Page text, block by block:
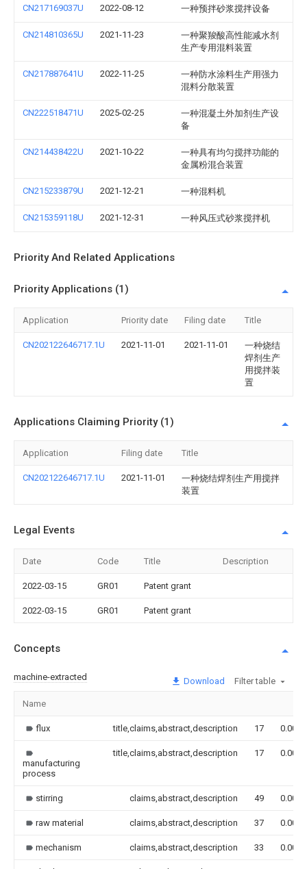
CN217169037U 2022-08-12 一种预拌砂浆搅拌设备
CN214810365U 2021-11-23
一种聚羧酸高性能减水剂
生产专用混料装置
CN217887641U 2022-11-25
一种防水涂料生产用强力
混料分散装置
CN222518471U 2025-02-25
一种混凝土外加剂生产设
备
CN214438422U 2021-10-22
一种具有均匀搅拌功能的
金属粉混合装置
CN215233879U 2021-12-21 一种混料机
CN215359118U 2021-12-31 一种风压式砂浆搅拌机
Priority And Related Applications
Priority Applications (1)
Application Priority date Filing date Title
CN202122646717.1U 2021-11-01 2021-11-01
一种烧结
焊剂生产
用搅拌装
置
Applications Claiming Priority (1)
Application Filing date Title
CN202122646717.1U 2021-11-01
一种烧结焊剂生产用搅拌
装置
Legal Events
Date Code Title Description
2022-03-15 GR01 Patent grant
2022-03-15 GR01 Patent grant
Concepts
machine-extracted Download Filter table
Name
flux title,claims,abstract,description 17 0.000
manufacturing
process
title,claims,abstract,description 17 0.000
stirring claims,abstract,description 49 0.000
raw material claims,abstract,description 37 0.000
mechanism claims,abstract,description 33 0.000